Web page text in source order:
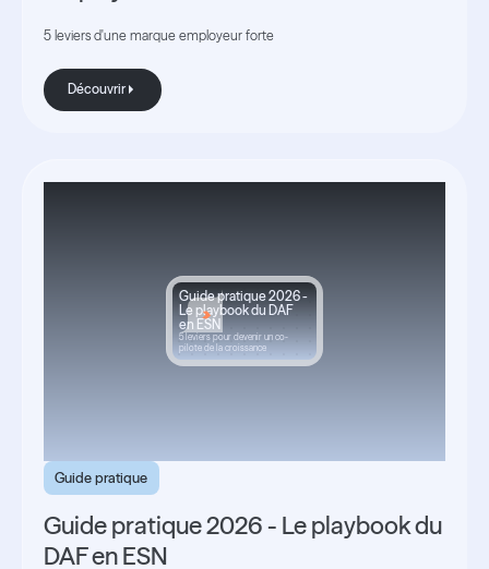
5 leviers d'une marque employeur forte
Découvrir
Découvrir
Guide pratique 2026 -
Le playbook du DAF
en ESN
5 leviers pour devenir un co-
pilote de la croissance
Guide pratique
Guide pratique 2026 - Le playbook du
DAF en ESN